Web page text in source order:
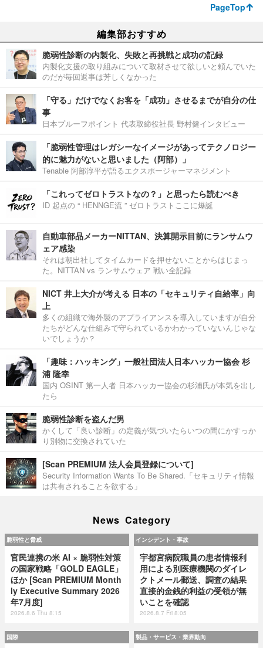
PageTop
編集部おすすめ
脆弱性診断の内製化、失敗と再挑戦と成功の記録
内製化支援の取り組みについて取材させて欲しいと頼んでいた
のだが毎回返事は芳しくなかった
「守る」だけでなくお客を「成功」させるまでが自分の仕
事
日本プルーフポイント 代表取締役社長 野村健インタビュー
「脆弱性管理はレガシーなイメージがあってテクノロジー
的に魅力がないと思いました（阿部）」
Tenable 阿部淳平が語るエクスポージャーマネジメント
「これってゼロトラストなの？」と思ったら読むべき
ID 起点の “ HENNGE流 ” ゼロトラストここに爆誕
自動車部品メーカーNITTAN、決算開示目前にランサムウ
ェア感染
それは朝出社してタイムカードを押せないことからはじまっ
た。NITTAN vs ランサムウェア 戦い全記録
NICT 井上大介が考える 日本の「セキュリティ自給率」向
上
多くの組織で海外製のアプライアンスを導入していますが自分
たちがどんな仕組みで守られているかわかっていないんじゃな
いでしょうか？
「趣味：ハッキング」一般社団法人日本ハッカー協会 杉
浦 隆幸
国内 OSINT 第一人者 日本ハッカー協会の杉浦氏が本気を出し
たら
脆弱性診断を盗んだ男
かくして「良い診断」の定義が気づいたらいつの間にかすっか
り別物に交換されていた
[Scan PREMIUM 法人会員登録について]
Security Information Wants To Be Shared.「セキュリティ情報
は共有されることを欲する」
News Category
脆弱性と脅威
官民連携の米 AI × 脆弱性対策
の国家戦略「GOLD EAGLE」
ほか [Scan PREMIUM Month
ly Executive Summary 2026
年7月度]
2026.8.6 Thu 8:15
インシデント・事故
宇都宮病院職員の患者情報利
用による別医療機関のダイレ
クトメール郵送、調査の結果
直接的金銭的利益の受領が無
いことを確認
2026.8.7 Fri 8:05
国際 製品・サービス・業界動向